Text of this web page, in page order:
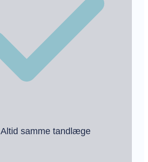
Altid samme tandlæge